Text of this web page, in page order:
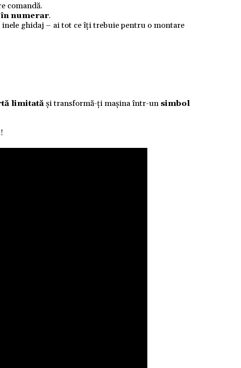
comandă.
numerar.
inele ghidaj – ai tot ce îți trebuie pentru o montare
limitatăși transformă-ți mașina într-un simbol